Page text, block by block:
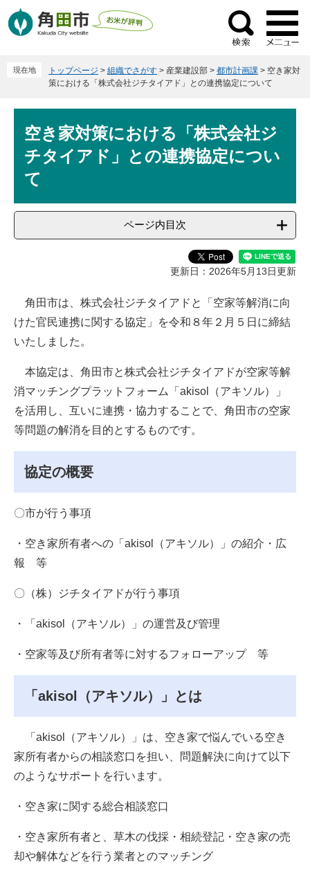
ー
ニ
検
索
現在地 トップページ > 組織でさがす > 産業建設部 > 都市計画課 > 空き家対
策における「株式会社ジチタイアド」との連携協定について
空き家対策における「株式会社ジ
チタイアド」との連携協定につい
て
ページ内目次
更新日：2026年5月13日更新
角田市は、株式会社ジチタイアドと「空家等解消に向
けた官民連携に関する協定」を令和８年２月５日に締結
いたしました。
本協定は、角田市と株式会社ジチタイアドが空家等解
消マッチングプラットフォーム「akisol（アキソル）」
を活用し、互いに連携・協力することで、角田市の空家
等問題の解消を目的とするものです。
協定の概要
〇市が行う事項
・空き家所有者への「akisol（アキソル）」の紹介・広
報 等
〇（株）ジチタイアドが行う事項
・「akisol（アキソル）」の運営及び管理
・空家等及び所有者等に対するフォローアップ 等
「akisol（アキソル）」とは
「akisol（アキソル）」は、空き家で悩んでいる空き
家所有者からの相談窓口を担い、問題解決に向けて以下
のようなサポートを行います。
・空き家に関する総合相談窓口
・空き家所有者と、草木の伐採・相続登記・空き家の売
却や解体などを行う業者とのマッチング